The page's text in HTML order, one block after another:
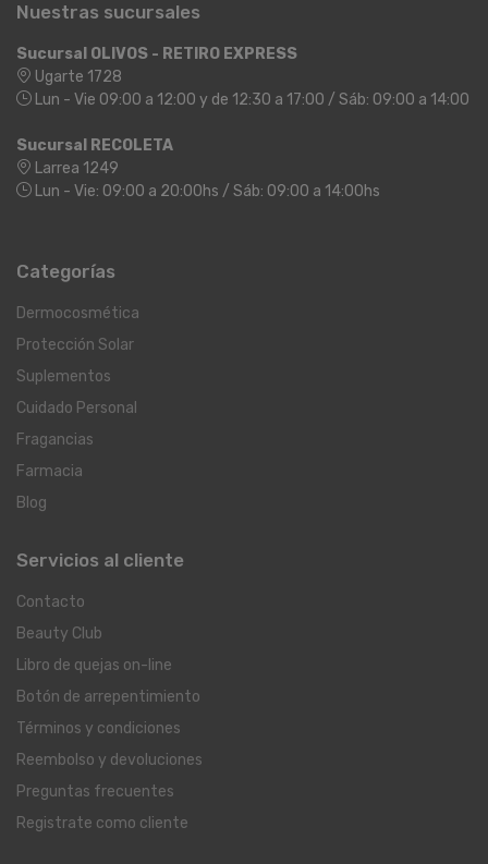
Nuestras sucursales
Sucursal OLIVOS - RETIRO EXPRESS
Ugarte 1728
Lun - Vie 09:00 a 12:00 y de 12:30 a 17:00 / Sáb: 09:00 a 14:00
Sucursal RECOLETA
Larrea 1249
Lun - Vie: 09:00 a 20:00hs / Sáb: 09:00 a 14:00hs
Categorías
Dermocosmética
Protección Solar
Suplementos
Cuidado Personal
Fragancias
Farmacia
Blog
Servicios al cliente
Contacto
Beauty Club
Libro de quejas on-line
Botón de arrepentimiento
Términos y condiciones
Reembolso y devoluciones
Preguntas frecuentes
Registrate como cliente